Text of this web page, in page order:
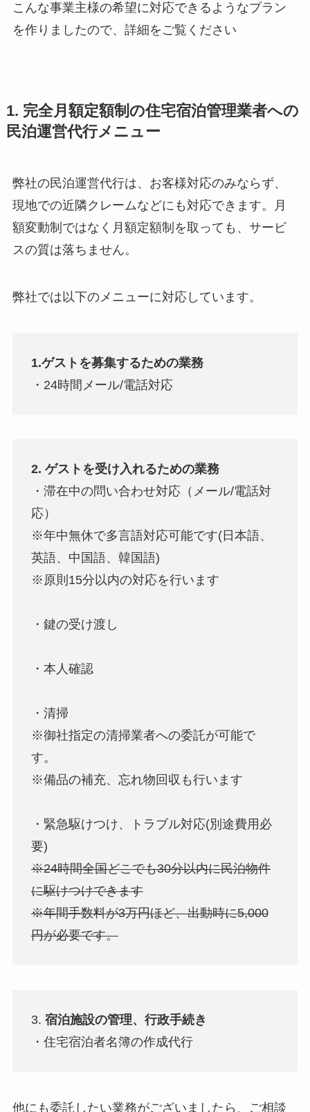
こんな事業主様の希望に対応できるようなプラン
を作りましたので、詳細をご覧ください
1. 完全月額定額制の住宅宿泊管理業者への
民泊運営代行メニュー
弊社の民泊運営代行は、お客様対応のみならず、
現地での近隣クレームなどにも対応できます。月
額変動制ではなく月額定額制を取っても、サービ
スの質は落ちません。
弊社では以下のメニューに対応しています。
1.ゲストを募集するための業務
・24時間メール/電話対応
2. ゲストを受け入れるための業務
・滞在中の問い合わせ対応（メール/電話対
応）
※年中無休で多言語対応可能です(日本語、
英語、中国語、韓国語)
※原則15分以内の対応を行います
・鍵の受け渡し
・本人確認
・清掃
※御社指定の清掃業者への委託が可能で
す。
※備品の補充、忘れ物回収も行います
・緊急駆けつけ、トラブル対応(別途費用必
要)
※24時間全国どこでも30分以内に民泊物件
に駆けつけできます
※年間手数料が3万円ほど、出動時に5,000
円が必要です。
3. 宿泊施設の管理、行政手続き
・住宅宿泊者名簿の作成代行
他にも委託したい業務がございましたら、ご相談